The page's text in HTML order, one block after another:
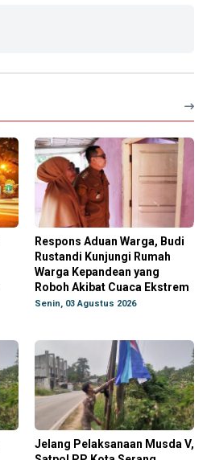
Respons Aduan Warga, Budi
Rustandi Kunjungi Rumah
Warga Kepandean yang
Roboh Akibat Cuaca Ekstrem
Senin, 03 Agustus 2026
Jelang Pelaksanaan Musda V,